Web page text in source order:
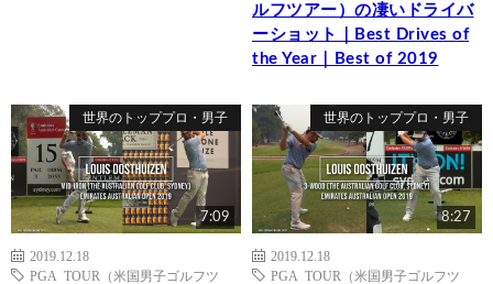
ルフツアー）の凄いドライバ
ーショット｜Best Drives of
the Year｜Best of 2019
世界のトッププロ・男子
7:09
2019.12.18
PGA TOUR（米国男子ゴルフツ
世界のトッププロ・男子
8:27
2019.12.18
PGA TOUR（米国男子ゴルフツ